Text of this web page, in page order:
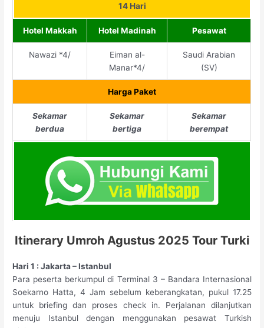
14 Hari
Hotel Makkah Hotel Madinah Pesawat
Nawazi *4/
Eiman al-
Manar*4/
Saudi Arabian
(SV)
Harga Paket
Sekamar
berdua
Sekamar
bertiga
Sekamar
berempat
Itinerary Umroh Agustus 2025 Tour Turki
Hari 1 : Jakarta – Istanbul
Para peserta berkumpul di Terminal 3 – Bandara Internasional
Soekarno Hatta, 4 Jam sebelum keberangkatan, pukul 17.25
untuk briefing dan proses check in. Perjalanan dilanjutkan
menuju Istanbul dengan menggunakan pesawat Turkish